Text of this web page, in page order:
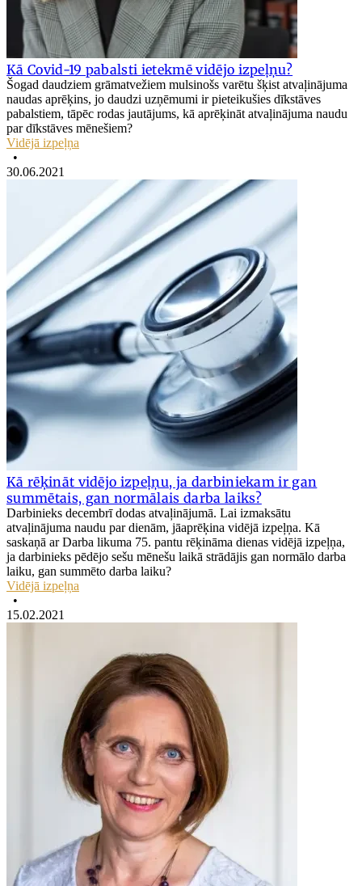
Kā Covid-19 pabalsti ietekmē vidējo izpeļņu?
Šogad daudziem grāmatvežiem mulsinošs varētu šķist atvaļinājuma
naudas aprēķins, jo daudzi uzņēmumi ir pieteikušies dīkstāves
pabalstiem, tāpēc rodas jautājums, kā aprēķināt atvaļinājuma naudu
par dīkstāves mēnešiem?
Vidējā izpeļņa
•
30.06.2021
Kā rēķināt vidējo izpeļņu, ja darbiniekam ir gan
summētais, gan normālais darba laiks?
Darbinieks decembrī dodas atvaļinājumā. Lai izmaksātu
atvaļinājuma naudu par dienām, jāaprēķina vidējā izpeļņa. Kā
saskaņā ar Darba likuma 75. pantu rēķināma dienas vidējā izpeļņa,
ja darbinieks pēdējo sešu mēnešu laikā strādājis gan normālo darba
laiku, gan summēto darba laiku?
Vidējā izpeļņa
•
15.02.2021